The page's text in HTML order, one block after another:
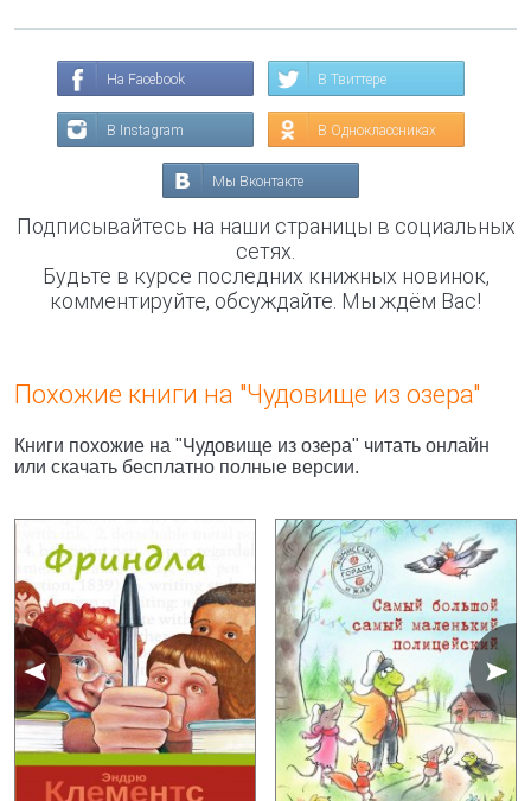
На Facebook В Твиттере
В Instagram В Одноклассниках
Мы Вконтакте
Подписывайтесь на наши страницы в социальных
сетях.
Будьте в курсе последних книжных новинок,
комментируйте, обсуждайте. Мы ждём Вас!
Похожие книги на "Чудовище из озера"
Книги похожие на "Чудовище из озера" читать онлайн
или скачать бесплатно полные версии.